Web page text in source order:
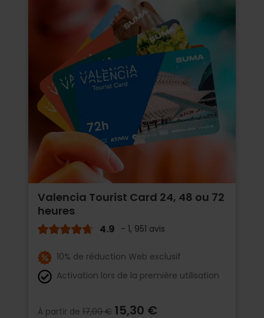
Valencia Tourist Card 24, 48 ou 72
heures
4.9 - 1, 951 avis
10% de réduction Web exclusif
Activation lors de la première utilisation
À partir de 17,00 € 15,30 €